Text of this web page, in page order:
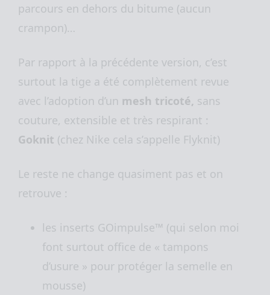
parcours en dehors du bitume (aucun
crampon)…
Par rapport à la précédente version, c’est
surtout la tige a été complètement revue
avec l’adoption d’un mesh tricoté, sans
couture, extensible et très respirant :
Goknit (chez Nike cela s’appelle Flyknit)
Le reste ne change quasiment pas et on
retrouve :
les inserts GOimpulse™ (qui selon moi
font surtout office de « tampons
d’usure » pour protéger la semelle en
mousse)